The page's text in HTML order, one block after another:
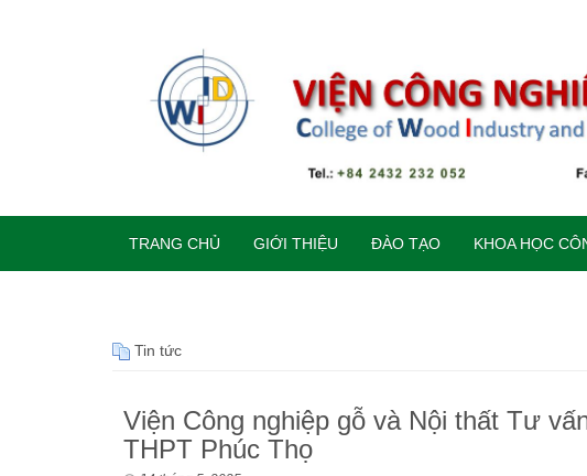
TRANG CHỦ GIỚI THIỆU ĐÀO TẠO KHOA HỌC
Tin tức
Viện Công nghiệp gỗ và Nội thất Tư
THPT Phúc Thọ